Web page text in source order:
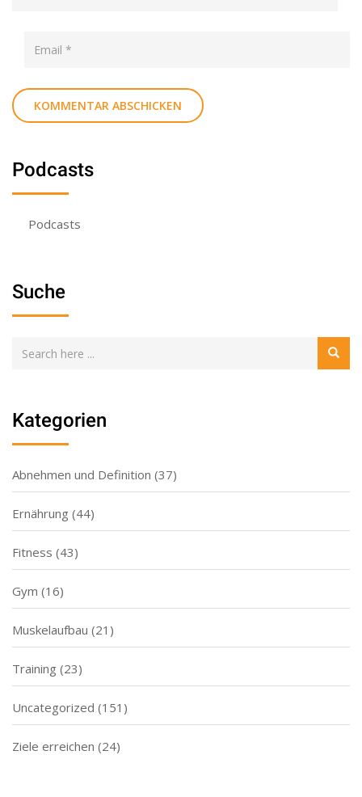
Podcasts
Podcasts
Suche
Kategorien
Abnehmen und Definition (37)
Ernährung (44)
Fitness (43)
Gym (16)
Muskelaufbau (21)
Training (23)
Uncategorized (151)
Ziele erreichen (24)